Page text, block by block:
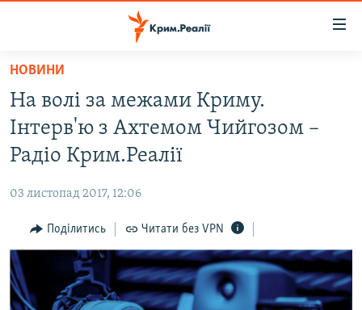
Перейти
основного
матеріалу
Перейти
до
основної
Перейти
до
пошуку
ВОДА.КРИМ
ВІДЕО ТА ФОТО
БЛОГИ
ПОГЛЯД
ІНТЕРВ'Ю
ВСЕ ЗА ДЕНЬ
НОВИНИ
На волі за межами Криму.
Інтерв'ю з Ахтемом Чийгозом –
Радіо Крим.Реалії
03 листопад 2017, 12:06
Поділитись Читати без VPN